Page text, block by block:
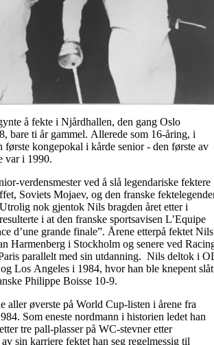
å fekte i Njårdhallen, den gang Oslo
bare ti år gammel. Allerede som 16-åring, i
første kongepokal i kårde senior - den første av
var i 1990.
verdensmester ved å slå legendariske fektere
Soviets Mojaev, og den franske
nok gjentok Nils bragden året etter i
i at den franske sportsavisen L’Equipe
d’une grande finale”. Årene etterpå fektet Nils
Harmenberg i Stockholm og senere ved
parallelt med sin utdanning. Nils deltok i
Los Angeles i 1984, hvor han ble knepent
Philippe Boisse 10-9.
aller øverste på World Cup-listen i årene fra
Som eneste nordmann i historien ledet han
tre pall-plasser på WC-stevner etter
sin karriere fektet han seg regelmessig til